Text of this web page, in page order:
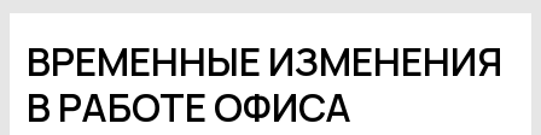
ВРЕМЕННЫЕ ИЗМЕНЕНИЯ
В РАБОТЕ ОФИСА